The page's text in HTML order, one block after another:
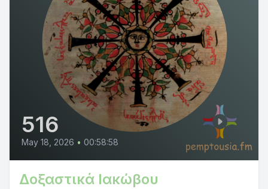
516
May 18, 2026 • 00:58:58
Δοξαστικά Ιακώβου